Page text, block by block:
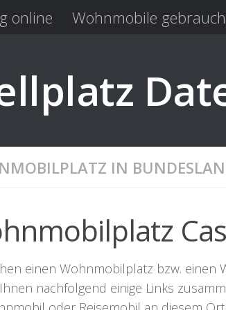
online Wohnmobile
IN
einen Wohnmobilplatz bzw. einen
nachfolgend einige Links